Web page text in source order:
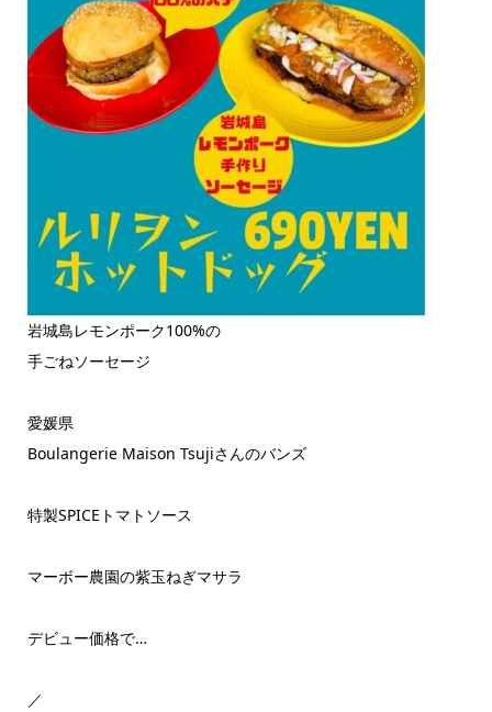
岩城島レモンポーク100%の
手ごねソーセージ
愛媛県
Boulangerie Maison Tsujiさんのバンズ
特製SPICEトマトソース
マーボー農園の紫玉ねぎマサラ
デビュー価格で…
／